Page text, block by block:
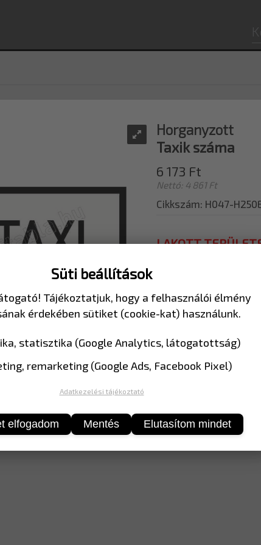
Horganyzott
Taxik száma
6 173 Ft
Nettó: 4 861 Ft
Cikkszám: H047-
LAKOTT
Kérjük az értéket a
MÉRET 500*250 mm
SZÍN EGP
Süti beállítások
Tájékoztatjuk, hogy a felhasználói élmény
érdekében sütiket (cookie-kat) használunk.
statisztika (Google Analytics, látogatottság)
remarketing (Google Ads, Facebook Pixel)
Adatkezelési tájékoztató
elfogadom Mentés Elutasítom mindet